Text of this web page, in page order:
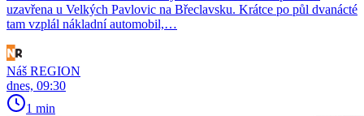
uzavřena u Velkých Pavlovic na Břeclavsku. Krátce po půl dvanácté
tam vzplál nákladní automobil,…
Náš REGION
dnes, 09:30
1 min